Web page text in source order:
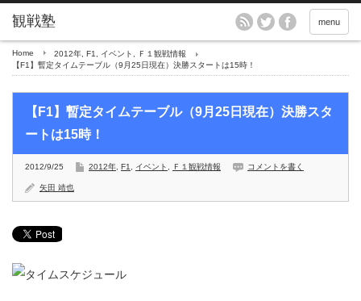
menu
Home 2012年 F1 イベント
Ｆ１観戦情報
【F1】暫定タイムテーブル（9月25日現在）決勝スタートは15時！
【F1】暫定タイムテーブル（9月25日現在）決勝スタ
ートは15時！
2012/9/25 2012年 F1 イベント Ｆ１観戦情報 コメントを書く
矢田 靖也